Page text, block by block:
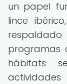
un papel
lince
programas
hábitats